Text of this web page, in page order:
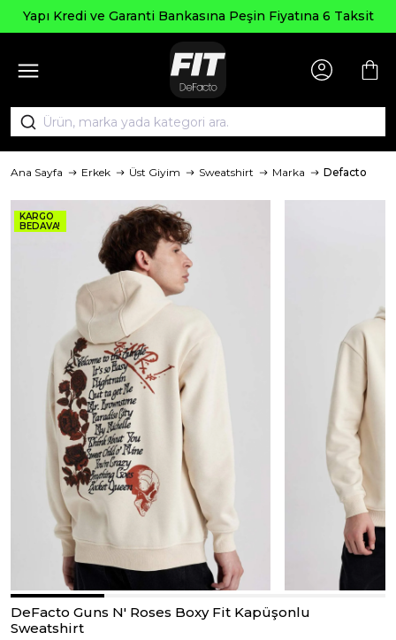
Yapı Kredi ve Garanti Bankasına Peşin Fiyatına 6 Taksit
Ana Sayfa Erkek Üst Giyim Sweatshirt Marka Defacto
KARGO
BEDAVA!
DeFacto Guns N' Roses Boxy Fit Kapüşonlu
Sweatshirt